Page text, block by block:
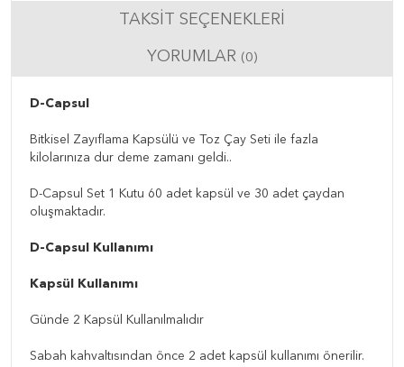
TAKSIT SEÇENEKLERI
YORUMLAR (0)
D-Capsul
Bitkisel Zayıflama Kapsülü ve Toz Çay Seti ile fazla
kilolarınıza dur deme zamanı geldi..
D-Capsul Set 1 Kutu 60 adet kapsül ve 30 adet çaydan
oluşmaktadır.
D-Capsul Kullanımı
Kapsül Kullanımı
Günde 2 Kapsül Kullanılmalıdır
Sabah kahvaltısından önce 2 adet kapsül kullanımı önerilir.